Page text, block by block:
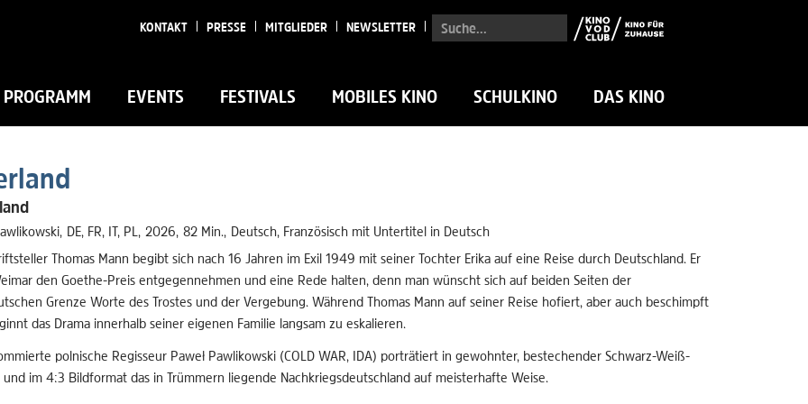
Suche...
PROGRAMM EVENTS FESTIVALS MOBILES KINO SCHULKINO DAS KINO
KONTAKT PRESSE MITGLIEDER NEWSLETTER
DE, FR, IT, PL 2026 82 Min. Deutsch, Französisch mit Untertitel in Deutsch
Thomas Mann begibt sich nach 16 Jahren im Exil 1949 mit seiner Tochter Erika auf eine Reise durch Deutschland. Er
den Goethe-Preis entgegennehmen und eine Rede halten, denn man wünscht sich auf beiden Seiten der
Grenze Worte des Trostes und der Vergebung. Während Thomas Mann auf seiner Reise hofiert, aber auch beschimpft
das Drama innerhalb seiner eigenen Familie langsam zu eskalieren.
polnische Regisseur Paweł Pawlikowski (COLD WAR, IDA) porträtiert in gewohnter, bestechender Schwarz-Weiß-
im 4:3 Bildformat das in Trümmern liegende Nachkriegsdeutschland auf meisterhafte Weise.